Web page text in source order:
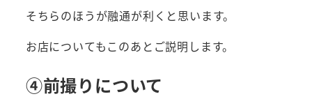
そちらのほうが融通が利くと思います。
お店についてもこのあとご説明します。
④前撮りについて